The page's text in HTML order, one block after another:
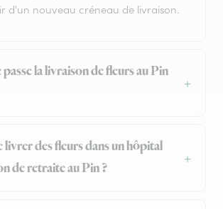
d'un nouveau créneau de livraison.
la livraison de fleurs au Pin
livrer des fleurs dans un hôpital
de retraite au Pin ?